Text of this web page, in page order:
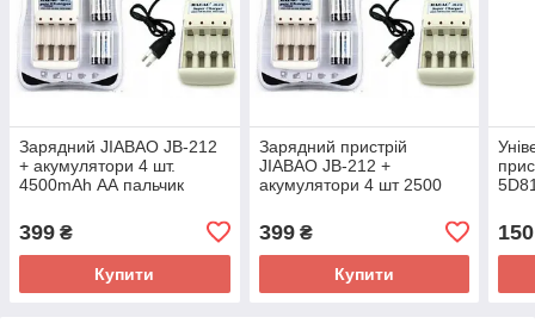
Зарядний JIABAO JB-212
+ акумулятори 4 шт.
4500mAh АА пальчик
399 ₴
Купити
Зарядний пристрій
JIABAO JB-212 +
акумулятори 4 шт 2500
399₴
Купити
150